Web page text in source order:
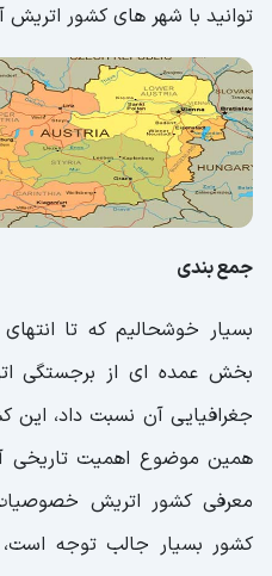
توانید با شهر های کشور اتریش
جمع بندی
بسیار خوشحالیم که تا
بخش عمده ای از برجستگی
جغرافیایی آن نسبت داد، این
همین موضوع اهمیت تاریخی
معرفی کشور اتریش
کشور بسیار جالب توجه